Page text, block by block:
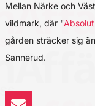
Mellan Närke och
vildmark, där "
gården sträcker sig
Sannerud.